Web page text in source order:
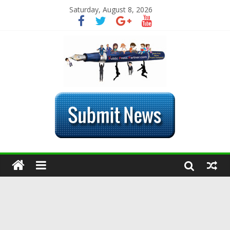
Saturday, August 8, 2026